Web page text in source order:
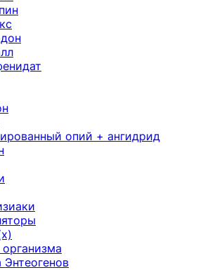
опий + ангидрид